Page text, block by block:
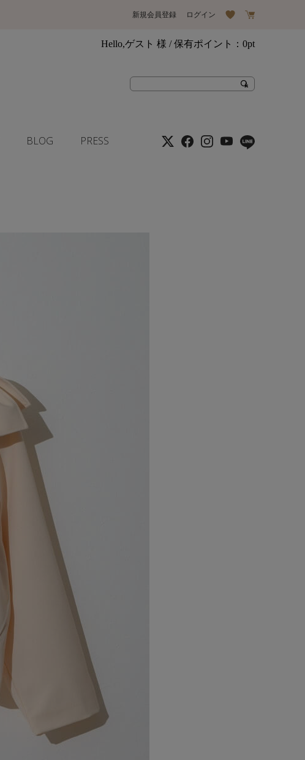
新規会員登録 ログイン
Hello,ゲスト 様 / 保有ポイント： 0pt
BLOG PRESS